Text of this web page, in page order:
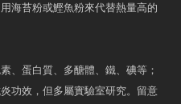
海苔粉或鰹魚粉來代替熱量高的
、蛋白質、多醣體、鐵、碘等；
功效，但多屬實驗室研究。留意